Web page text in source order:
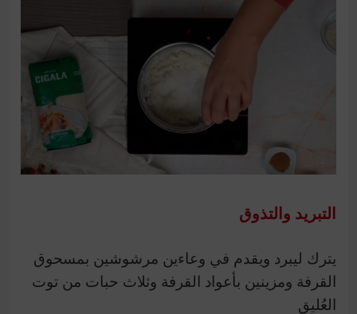
التبريد والتذوق
يترك ليبرد ويقدم في وعاءين مرشوشين بمسحوق
القرفة ومزينين بأعواد القرفة وثلاث حبات من توت
العُليق